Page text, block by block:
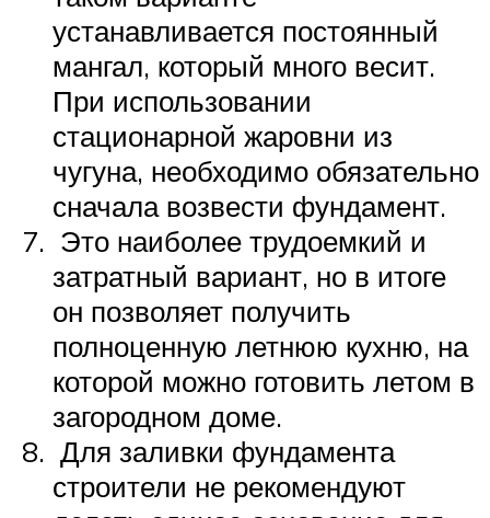
устанавливается постоянный
мангал, который много весит.
При использовании
стационарной жаровни из
чугуна, необходимо обязательно
сначала возвести фундамент.
Это наиболее трудоемкий и
затратный вариант, но в итоге
он позволяет получить
полноценную летнюю кухню, на
которой можно готовить летом в
загородном доме.
Для заливки фундамента
строители не рекомендуют